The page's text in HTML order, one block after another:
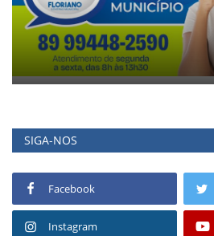
SIGA-NOS
Facebook
Instagram